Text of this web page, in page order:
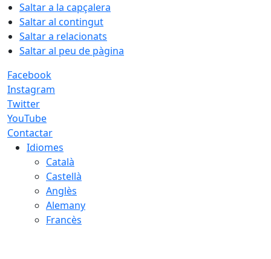
Saltar a la capçalera
Saltar al contingut
Saltar a relacionats
Saltar al peu de pàgina
Facebook
Instagram
Twitter
YouTube
Contactar
Idiomes
Català
Castellà
Anglès
Alemany
Francès